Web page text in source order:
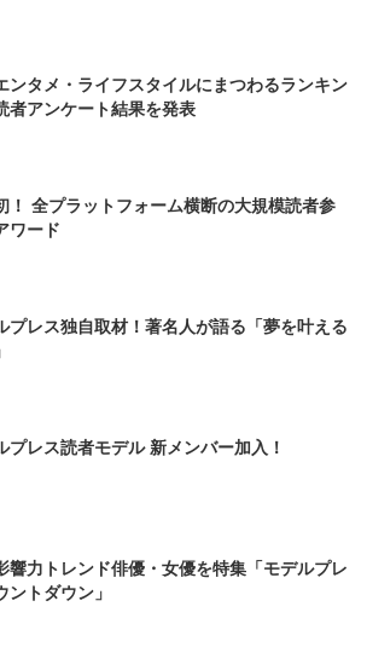
ンタメ・ライフスタイルにまつわるランキン
者アンケート結果を発表
！ 全プラットフォーム横断の大規模読者参
ワード
プレス独自取材！著名人が語る「夢を叶える
プレス読者モデル 新メンバー加入！
響力トレンド俳優・女優を特集「モデルプレ
ントダウン」